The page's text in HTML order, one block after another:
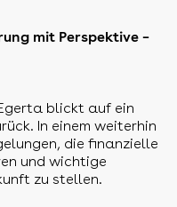
mit Perspektive –
blickt auf ein
In einem weiterhin
die finanzielle
und wichtige
zu stellen.